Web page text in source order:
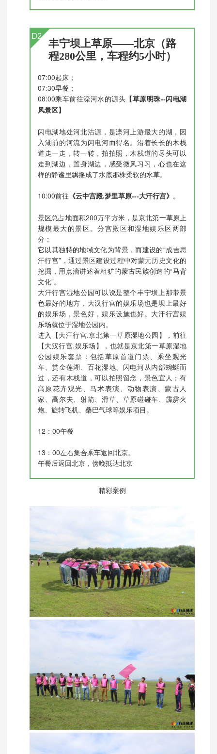
D2
丰宁坝上草原——北京（路
程280公里，车程约5小时）
07:00起床；
07:30早餐；
08:00乘车前往滦河水的源头 【草原明珠--闪电湖
风景区】
闪电湖地处河北沽源，是滦河上游最大的湖，因
入湖前的河流为闪电河而得名。沿着长长的木栈
道走一走，转一转，拍拍照，木栈道的尽头可以
走到湖边，置身湖边，感受微风习习，心也在这
样的静谧里飘摇成了水底那株柔软的水草。
10:00前往 《云中宫殿.梦里草原---大汗行宫》 。
景区总占地面积200万平方米，是京北第一草原上
规模最大的景区。分宫殿区和湿地娱乐区两部
分；
它以其独特的地域文化为背景，而建设的“成吉思
汗行宫”，通过景区建设过程中对蒙元历史文化的
挖掘，用点滴讲述着粗犷的蒙古民族创造的“马背
文化”。
大汗行宫湿地公园可以说是整个丰宁坝上那带景
色最好的地方，大汉行宫的娱乐场也是坝上最好
的娱乐场，景色好，娱乐设施也好。大汗行宫娱
乐场就位于湿地公园内。
进入【大汗行宫.京北第一草原湿地公园】，前往
【大汉行宫.娱乐场】，也就是京北第一草原湿地
公园娱乐套票：包括草原首道门票、乘坐观光
车、赏金莲湖、百花湿地、闪电河从内部蜿蜒而
过，还有木栈道，可以拍照留念，景色宜人；有
高原花卉观光、马术表演、动物表演、蒙古人
家、高尔夫、射箭、滑草、草原碰碰车、霹雳火
炮、旋转飞机、桑巴气球等娱乐项目。
12：00午餐
13：00左右集合乘车返回北京。
午餐后返回北京，傍晚抵达北京
精彩案例